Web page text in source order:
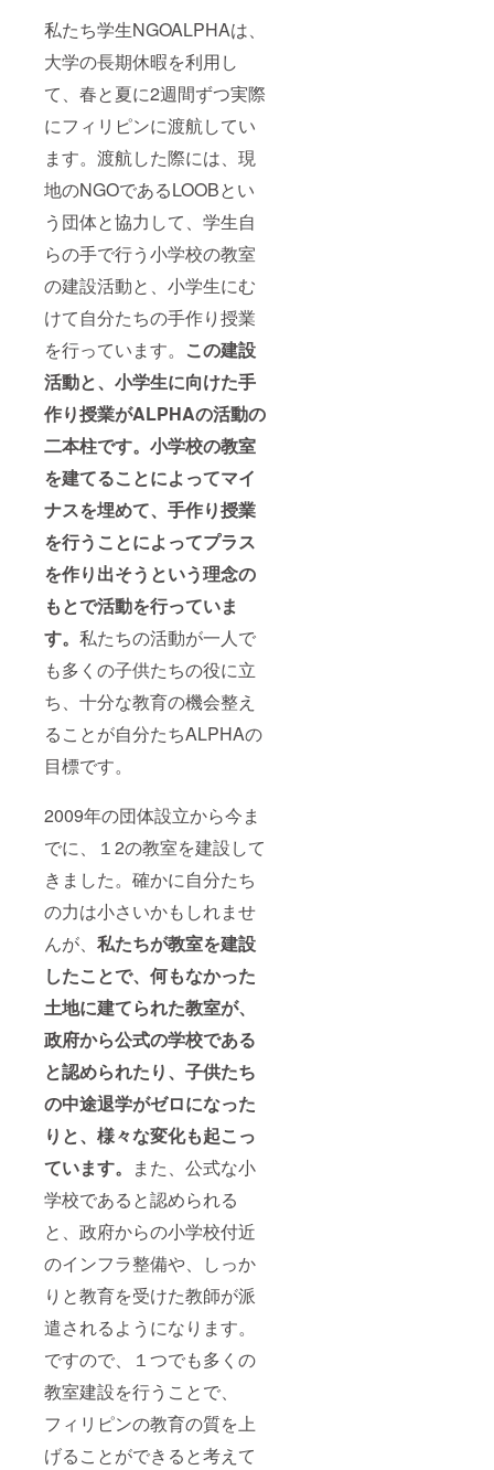
私たち学生NGOALPHAは、
大学の長期休暇を利用し
て、春と夏に2週間ずつ実際
にフィリピンに渡航してい
ます。渡航した際には、現
地のNGOであるLOOBとい
う団体と協力して、学生自
らの手で行う小学校の教室
の建設活動と、小学生にむ
けて自分たちの手作り授業
を行っています。 この建設
活動と、小学生に向けた手
作り授業がALPHAの活動の
二本柱です。小学校の教室
を建てることによってマイ
ナスを埋めて、手作り授業
を行うことによってプラス
を作り出そうという理念の
もとで活動を行っていま
す。 私たちの活動が一人で
も多くの子供たちの役に立
ち、十分な教育の機会整え
ることが自分たちALPHAの
目標です。
2009年の団体設立から今ま
でに、１2の教室を建設して
きました。確かに自分たち
の力は小さいかもしれませ
んが、 私たちが教室を建設
したことで、何もなかった
土地に建てられた教室が、
政府から公式の学校である
と認められたり、子供たち
の中途退学がゼロになった
りと、様々な変化も起こっ
ています。 また、公式な小
学校であると認められる
と、政府からの小学校付近
のインフラ整備や、しっか
りと教育を受けた教師が派
遣されるようになります。
ですので、１つでも多くの
教室建設を行うことで、
フィリピンの教育の質を上
げることができると考えて